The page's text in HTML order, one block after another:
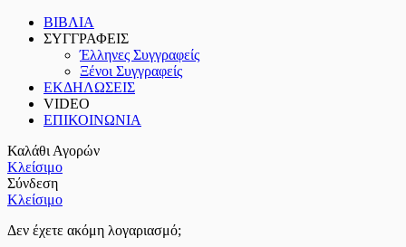
ΒΙΒΛΙΑ
ΣΥΓΓΡΑΦΕΙΣ
Έλληνες Συγγραφείς
Ξένοι Συγγραφείς
ΕΚΔΗΛΩΣΕΙΣ
VIDEO
ΕΠΙΚΟΙΝΩΝΙΑ
Καλάθι Αγορών
Κλείσιμο
Σύνδεση
Κλείσιμο
Δεν έχετε ακόμη λογαριασμό;